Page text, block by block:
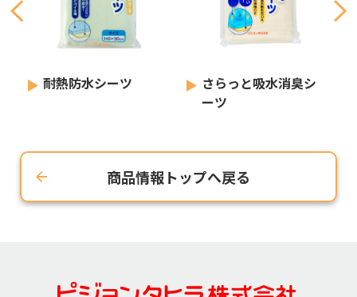
耐熱防水シーツ
さらっと吸水消臭シ
ーツ
商品情報トップへ戻る